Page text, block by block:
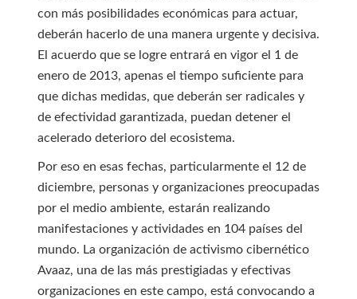
con más posibilidades económicas para actuar,
deberán hacerlo de una manera urgente y decisiva.
El acuerdo que se logre entrará en vigor el 1 de
enero de 2013, apenas el tiempo suficiente para
que dichas medidas, que deberán ser radicales y
de efectividad garantizada, puedan detener el
acelerado deterioro del ecosistema.
Por eso en esas fechas, particularmente el 12 de
diciembre, personas y organizaciones preocupadas
por el medio ambiente, estarán realizando
manifestaciones y actividades en 104 países del
mundo. La organización de activismo cibernético
Avaaz, una de las más prestigiadas y efectivas
organizaciones en este campo, está convocando a